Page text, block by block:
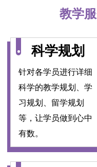
教学
科学规划
针对各学员进行详细
科学的教学规划、学
习规划、留学规划
等，让学员做到心中
有数。